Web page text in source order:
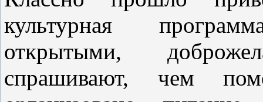
культурная
открытыми,
спрашивают, чем